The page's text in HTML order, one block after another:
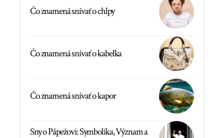
Čo znamená snívať o chlpy
Čo znamená snívať o kabelka
Čo znamená snívať o kapor
Sny o Pápežovi: Symbolika, Význam a